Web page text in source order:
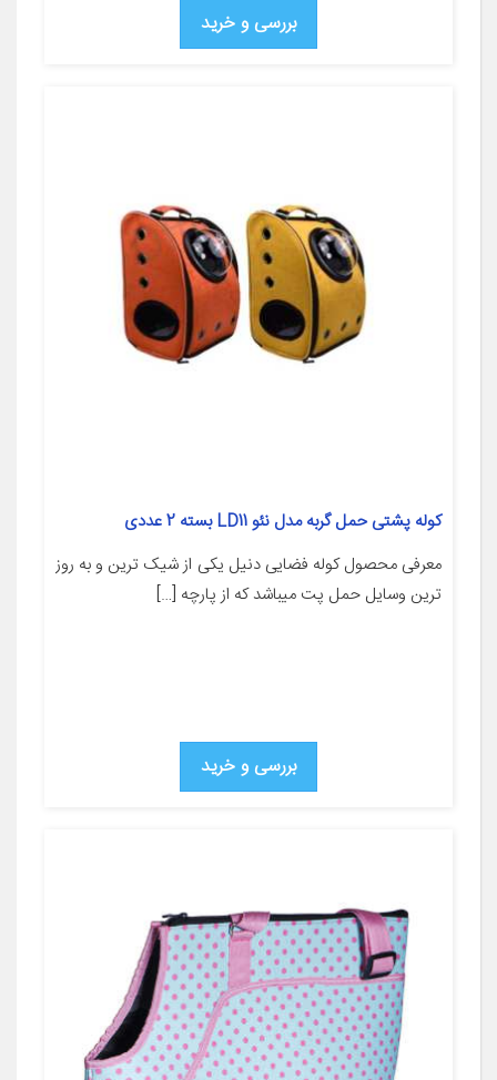
بررسی و خرید
کوله پشتی حمل گربه مدل نئو LD11 بسته 2 عددی
معرفی محصول کوله فضایی دنیل یکی از شیک ترین و به روز
ترین وسایل حمل پت میباشد که از پارچه […]
بررسی و خرید